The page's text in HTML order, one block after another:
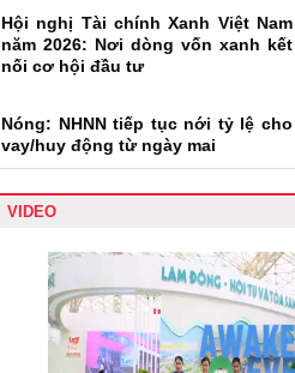
Hội nghị Tài chính Xanh Việt Nam
năm 2026: Nơi dòng vốn xanh kết
nối cơ hội đầu tư
Nóng: NHNN tiếp tục nới tỷ lệ cho
vay/huy động từ ngày mai
VIDEO